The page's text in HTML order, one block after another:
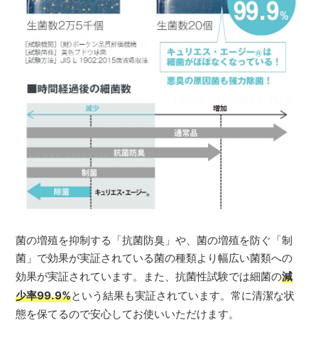
菌の増殖を抑制する「抗菌防臭」や、菌の増殖を防ぐ「制
菌」で効果が実証されている菌の種類より幅広い菌類への
効果が実証されています。また、抗菌性試験では細菌の減
少率99.9%という結果も実証されています。常に清潔な状
態を保てるので安心してお使いいただけます。